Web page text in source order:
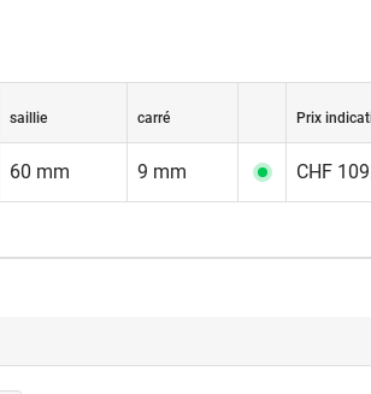
saillie carré Prix
60 mm 9 mm CHF